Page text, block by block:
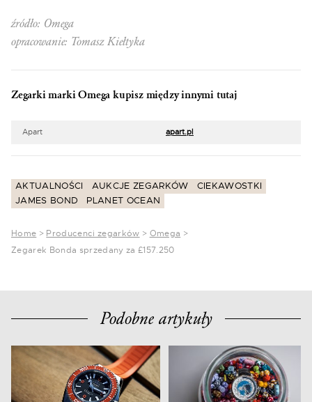
źródło: Omega
opracowanie: Tomasz Kiełtyka
Zegarki marki Omega kupisz między innymi tutaj
Apart apart.pl
AKTUALNOŚCI AUKCJE ZEGARKÓW
CIEKAWOSTKI
JAMES BOND
PLANET OCEAN
Home > Producenci zegarków > Omega >
Zegarek Bonda sprzedany za £157.250
Podobne artykuły